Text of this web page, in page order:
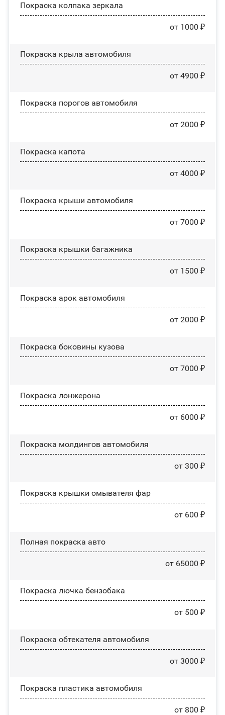
Покраска колпака зеркала
от 1000 ₽
Покраска крыла автомобиля
от 4900 ₽
Покраска порогов автомобиля
от 2000 ₽
Покраска капота
от 4000 ₽
Покраска крыши автомобиля
от 7000 ₽
Покраска крышки багажника
от 1500 ₽
Покраска арок автомобиля
от 2000 ₽
Покраска боковины кузова
от 7000 ₽
Покраска лонжерона
от 6000 ₽
Покраска молдингов автомобиля
от 300 ₽
Покраска крышки омывателя фар
от 600 ₽
Полная покраска авто
от 65000 ₽
Покраска лючка бензобака
от 500 ₽
Покраска обтекателя автомобиля
от 3000 ₽
Покраска пластика автомобиля
от 800 ₽